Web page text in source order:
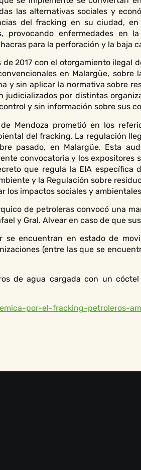
las alternativas sociales y
del fracking en su ciudad,
provocando enfermedades
para la perforación y la baja
2017 con el otorgamiento ilegal
en Malargüe, sobre
y sin aplicar la normativa sobre
por distintas
y sin información sobre sus
Mendoza prometió en los
del fracking. La regulación
pasado, en Malargüe. Esta
convocatoria y los expositores
que regula la EIA específica
y la Regulación sobre
los impactos sociales y
de petroleras convocó una
y Gral. Alvear en caso de que
se encuentran en estado de
(entre las que se
de agua cargada con un
por-el-fracking-petroleros-